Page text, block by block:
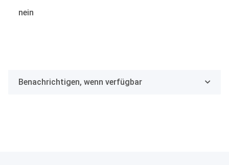
nein
Benachrichtigen, wenn verfügbar